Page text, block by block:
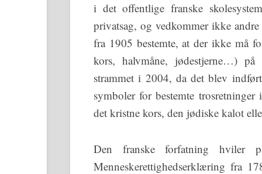
i det offentlige franske
privatsag, og vedkommer ikke
fra 1905 bestemte, at der ikke må
kors, halvmåne, jødestjerne…)
strammet i 2004, da det blev
symboler for bestemte
det kristne kors, den jødiske kalot
Den franske forfatning hviler
Menneskerettighedserklæring fra